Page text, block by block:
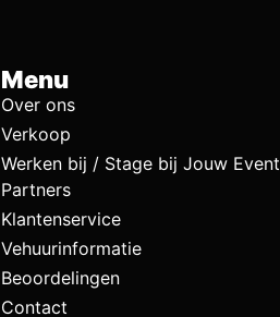
Menu
Over ons
Verkoop
Werken bij / Stage bij Jouw Event
Partners
Klantenservice
Vehuurinformatie
Beoordelingen
Contact